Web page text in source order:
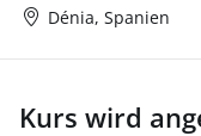
Dénia, Spanien
Kurs wird